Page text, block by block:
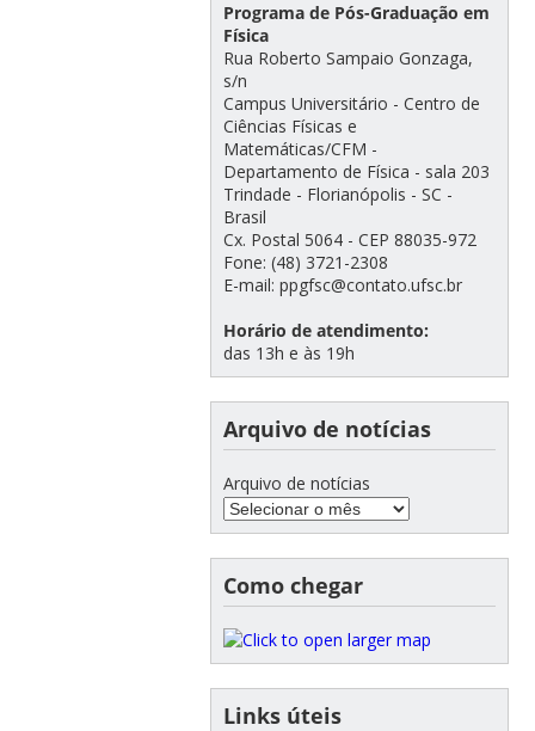
Programa de Pós-Graduação em
Física
Rua Roberto Sampaio Gonzaga,
s/n
Campus Universitário - Centro de
Ciências Físicas e
Matemáticas/CFM -
Departamento de Física - sala 203
Trindade - Florianópolis - SC -
Brasil
Cx. Postal 5064 - CEP 88035-972
Fone: (48) 3721-2308
E-mail: ppgfsc@contato.ufsc.br
Horário de atendimento:
das 13h e às 19h
Arquivo de notícias
Arquivo de notícias
Como chegar
Links úteis